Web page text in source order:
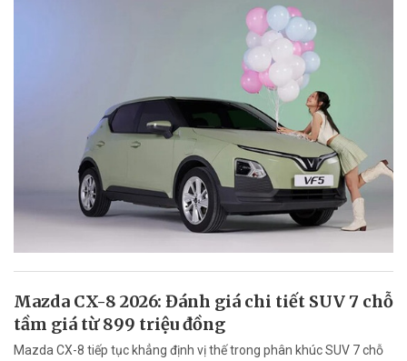
Mazda CX-8 2026: Đánh giá chi tiết SUV 7 chỗ
tầm giá từ 899 triệu đồng
Mazda CX-8 tiếp tục khẳng định vị thế trong phân khúc SUV 7 chỗ